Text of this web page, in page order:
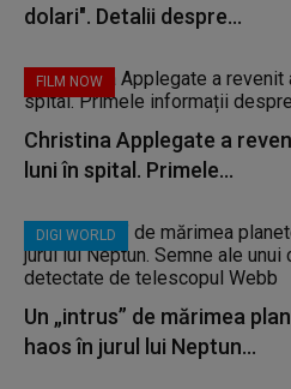
dolari". Detalii despre...
FILM NOW
Christina Applegate a
luni în spital. Primele...
DIGI WORLD
Un „intrus” de mărimea
haos în jurul lui Neptun...